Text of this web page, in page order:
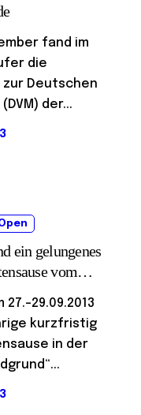
fand im
die
Deutschen
der...
ein gelungenes
vom
29.09.2013
kurzfristig
in der